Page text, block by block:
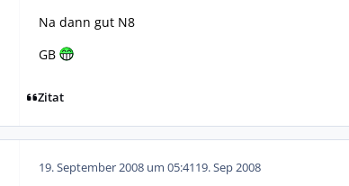
Na dann gut N8
GB
Zitat
19. September 2008 um 05:4119. Sep 2008